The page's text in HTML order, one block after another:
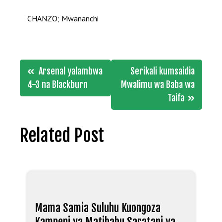
CHANZO; Mwananchi
Post
navigation
Arsenal yalambwa
4-3 na Blackburn
Serikali kumsaidia
Mwalimu wa Baba wa
Taifa
Related Post
Mama Samia Suluhu Kuongoza